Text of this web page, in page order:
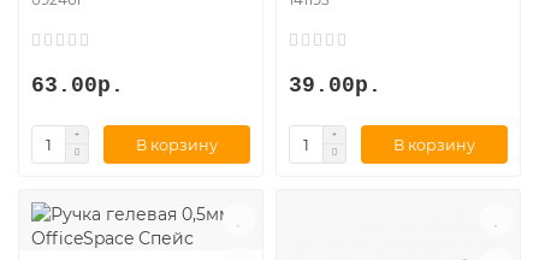
63.00р.
В корзину
39.00р.
В корзину